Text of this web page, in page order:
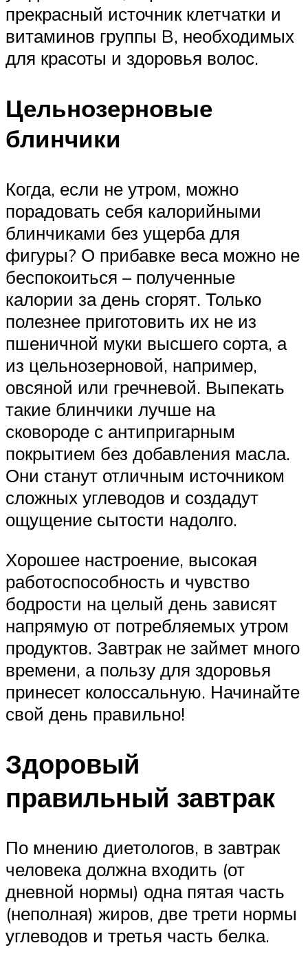
прекрасный источник клетчатки и
витаминов группы B, необходимых
для красоты и здоровья волос.
Цельнозерновые
блинчики
Когда, если не утром, можно
порадовать себя калорийными
блинчиками без ущерба для
фигуры? О прибавке веса можно не
беспокоиться – полученные
калории за день сгорят. Только
полезнее приготовить их не из
пшеничной муки высшего сорта, а
из цельнозерновой, например,
овсяной или гречневой. Выпекать
такие блинчики лучше на
сковороде с антипригарным
покрытием без добавления масла.
Они станут отличным источником
сложных углеводов и создадут
ощущение сытости надолго.
Хорошее настроение, высокая
работоспособность и чувство
бодрости на целый день зависят
напрямую от потребляемых утром
продуктов. Завтрак не займет много
времени, а пользу для здоровья
принесет колоссальную. Начинайте
свой день правильно!
Здоровый
правильный завтрак
По мнению диетологов, в завтрак
человека должна входить (от
дневной нормы) одна пятая часть
(неполная) жиров, две трети нормы
углеводов и третья часть белка.